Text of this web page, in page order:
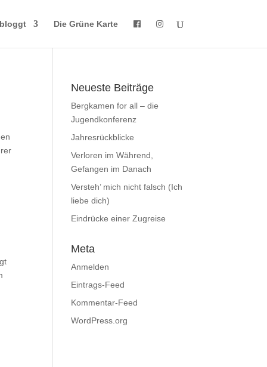
Die Grüne Karte
Neueste Beiträge
Bergkamen for all – die
Jugendkonferenz
Jahresrückblicke
Verloren im Während,
Gefangen im Danach
Versteh’ mich nicht falsch (Ich
liebe dich)
Eindrücke einer Zugreise
Meta
Anmelden
Eintrags-Feed
Kommentar-Feed
WordPress.org